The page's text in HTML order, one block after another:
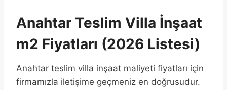
Anahtar Teslim Villa İnşaat
m2 Fiyatları (2026 Listesi)
Anahtar teslim villa inşaat maliyeti fiyatları için
firmamızla iletişime geçmeniz en doğrusudur.